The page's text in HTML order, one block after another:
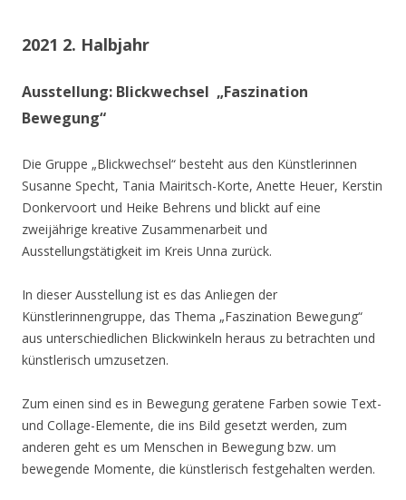
2021 2. Halbjahr
Ausstellung: Blickwechsel „Faszination
Bewegung“
Die Gruppe „Blickwechsel“ besteht aus den Künstlerinnen
Susanne Specht, Tania Mairitsch-Korte, Anette Heuer, Kerstin
Donkervoort und Heike Behrens und blickt auf eine
zweijährige kreative Zusammenarbeit und
Ausstellungstätigkeit im Kreis Unna zurück.
In dieser Ausstellung ist es das Anliegen der
Künstlerinnengruppe, das Thema „Faszination Bewegung“
aus unterschiedlichen Blickwinkeln heraus zu betrachten und
künstlerisch umzusetzen.
Zum einen sind es in Bewegung geratene Farben sowie Text-
und Collage-Elemente, die ins Bild gesetzt werden, zum
anderen geht es um Menschen in Bewegung bzw. um
bewegende Momente, die künstlerisch festgehalten werden.